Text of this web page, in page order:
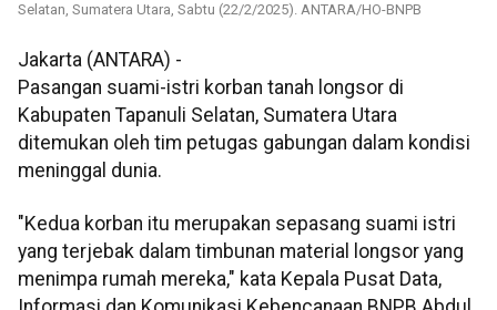
Selatan, Sumatera Utara, Sabtu (22/2/2025). ANTARA/HO-BNPB
Jakarta (ANTARA) -
Pasangan suami-istri korban tanah longsor di
Kabupaten Tapanuli Selatan, Sumatera Utara
ditemukan oleh tim petugas gabungan dalam kondisi
meninggal dunia.
"Kedua korban itu merupakan sepasang suami istri
yang terjebak dalam timbunan material longsor yang
menimpa rumah mereka," kata Kepala Pusat Data,